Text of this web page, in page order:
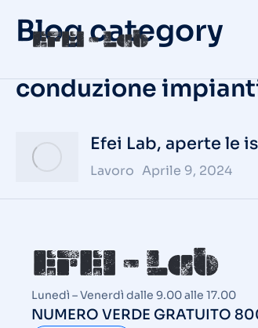
Blog category
conduzione
Efei Lab, aperte le
Lavoro Aprile 9, 2024
Lunedì – Venerdì dalle 9.00 alle 17.00
NUMERO VERDE GRATUITO